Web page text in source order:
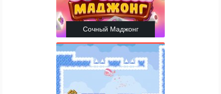
Сочный Маджонг